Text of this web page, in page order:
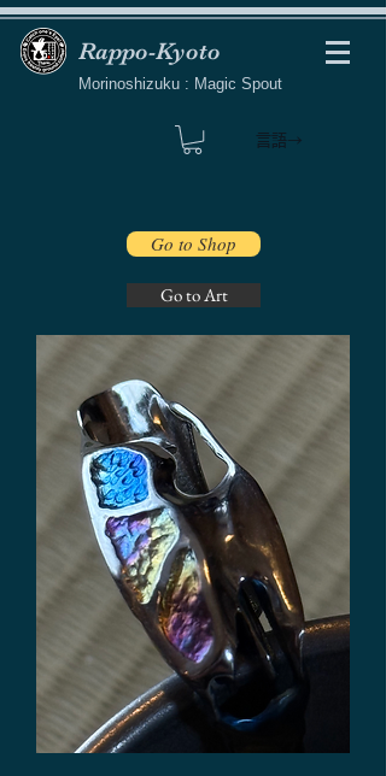
Rappo-Kyoto
Morinoshizuku : Magic Spout
言語→
Go to Shop
Go to Art